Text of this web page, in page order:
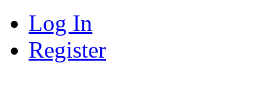
Log In
Register